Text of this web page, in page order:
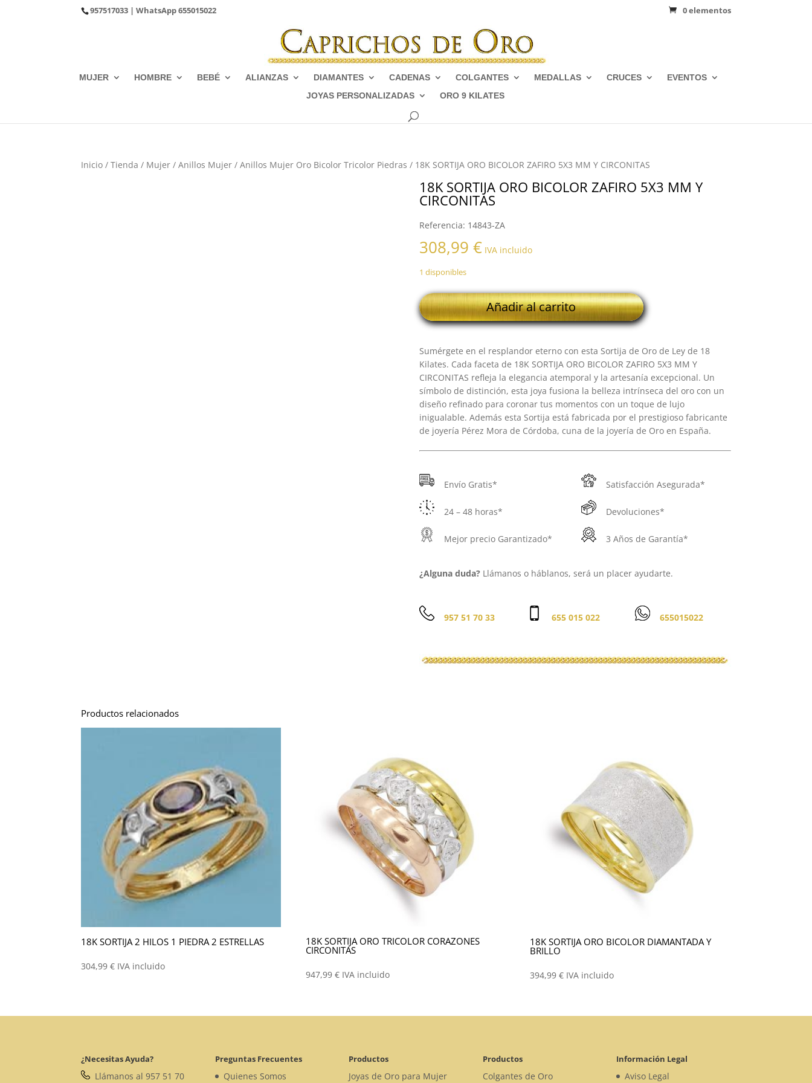
957517033 | WhatsApp655015022 0 elementos
MUJER HOMBRE BEBÉ ALIANZAS DIAMANTES CADENAS COLGANTES MEDALLAS CRUCES
EVENTOS
JOYAS PERSONALIZADAS
ORO 9 KILATES
Inicio /Tienda / Mujer /Anillos Mujer /Anillos Mujer Oro Bicolor Tricolor Piedras / 18K SORTIJA ORO BICOLOR ZAFIRO 5X3 MM Y CIRCONITAS
18K SORTIJA ORO BICOLOR ZAFIRO 5X3 MM Y
CIRCONITAS
Referencia: 14843-ZA
308,99 € IVA incluido
1 disponibles
18K
SORTIJA
ORO
ZAFIRO
5X3
MM
Y
CIRCONITAS
cantidad
Añadir al carrito
Sumérgete en el resplandor eterno con esta Sortija de Oro de Ley de 18
Kilates. Cada faceta de 18K SORTIJA ORO BICOLOR ZAFIRO 5X3 MM Y
CIRCONITAS refleja la elegancia atemporal y la artesanía excepcional. Un
símbolo de distinción, esta joya fusiona la belleza intrínseca del oro con un
diseño refinado para coronar tus momentos con un toque de lujo
inigualable. Además esta Sortija está fabricada por el prestigioso fabricante
de joyería Pérez Mora de Córdoba, cuna de la joyería de Oro en España.
Envío Gratis*
24 – 48 horas*
Mejor precio Garantizado*
Satisfacción Asegurada*
Devoluciones*
3 Años de Garantía*
¿Alguna duda?Llámanos o háblanos, será un placer ayudarte.
957 51 70 33 655 015 022 655015022
Productos relacionados
18K SORTIJA 2 HILOS 1 PIEDRA 2 ESTRELLAS
304,99€ IVA incluido
18K SORTIJA ORO TRICOLOR CORAZONES
CIRCONITAS
947,99 € IVA incluido
18K SORTIJA ORO BICOLOR DIAMANTADA Y
BRILLO
394,99€ IVA incluido
¿Necesitas Ayuda?
Llámanos al 957 51 70
Preguntas Frecuentes
Quienes Somos
Productos
Joyas de Oro para Mujer
Productos
Colgantes de Oro
Información Legal
Aviso Legal